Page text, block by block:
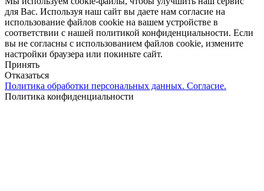
для Вас. Используя наш сайт вы даете нам согласие на
использование файлов cookie на вашем устройстве в
соответствии с нашей политикой конфиденциальности. Если
вы не согласны с использованием файлов cookie, измените
настройки браузера или покиньте сайт.
Принять
Отказаться
Политика обработки персональных данных. Согласие.
Политика конфиденциальности